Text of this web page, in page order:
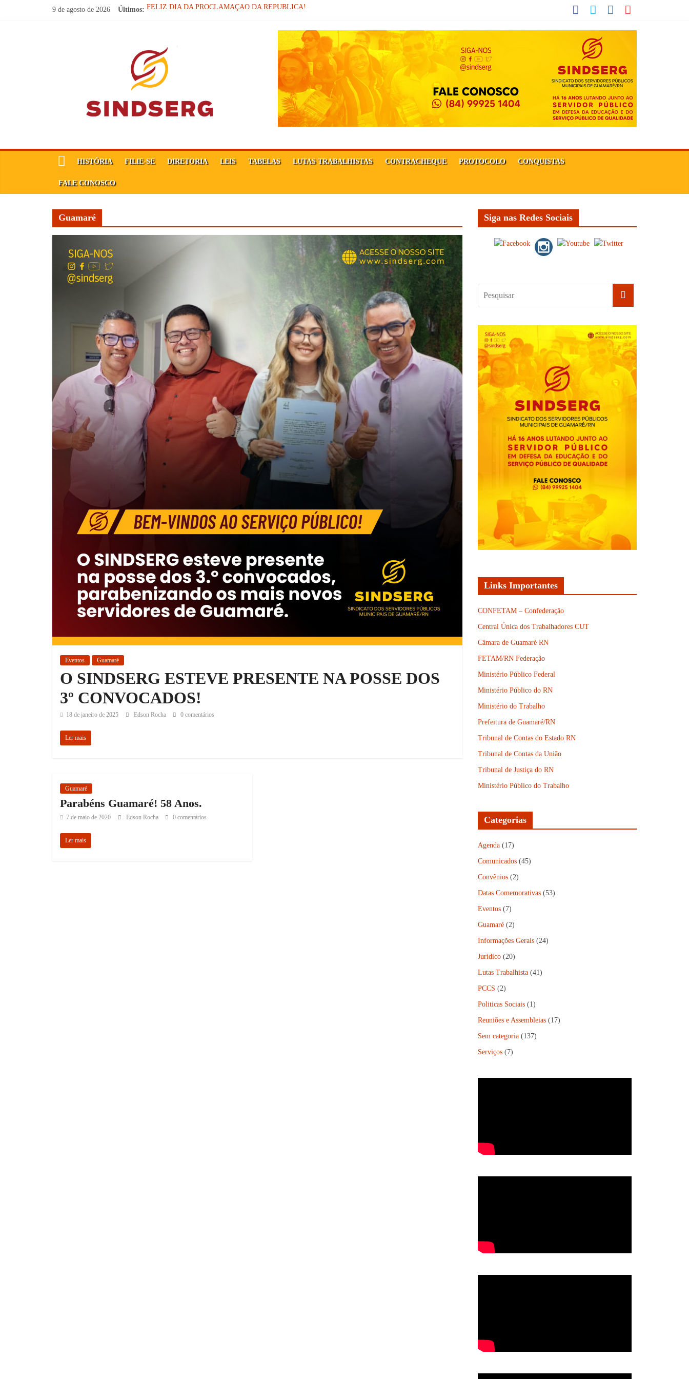
9 de agosto de 2026 Últimos: FELIZ DIA DA PROCLAMAÇÃO DA REPÚBLICA!
SINDICATO FORTE, VOCÊ FORTE!
SindSerg
Guamaré
Servidores
de
Guamaré
SINDSERG
HISTÓRIA FILIE-SE DIRETORIA LEIS TABELAS LUTAS TRABALHISTAS CONTRACHEQUE PROTOCOLO CONQUISTAS
FALE CONOSCO
Guamaré
Eventos Guamaré
O SINDSERG ESTEVE PRESENTE NA POSSE DOS
3º CONVOCADOS!
18 de janeiro de 2025 Edson Rocha 0 comentários
Ler mais
Guamaré
Parabéns Guamaré! 58 Anos.
7 de maio de 2020 Edson Rocha 0 comentários
Ler mais
Siga nas Redes Sociais
Links Importantes
CONFETAM – Confederação
Central Única dos Trabalhadores CUT
Câmara de Guamaré RN
FETAM/RN Federação
Ministério Público Federal
Ministério Público do RN
Ministério do Trabalho
Prefeitura de Guamaré/RN
Tribunal de Contas do Estado RN
Tribunal de Contas da União
Tribunal de Justiça do RN
Ministério Público do Trabalho
Categorias
Agenda (17)
Comunicados (45)
Convênios (2)
Datas Comemorativas (53)
Eventos (7)
Guamaré (2)
Informações Gerais (24)
Jurídico (20)
Lutas Trabalhista (41)
PCCS (2)
Politicas Sociais (1)
Reuniões e Assembleias (17)
Sem categoria (137)
Serviços (7)